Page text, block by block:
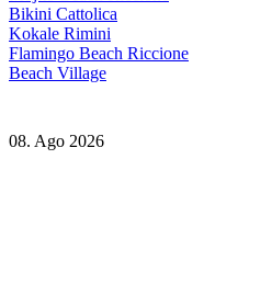
Bikini Cattolica
Kokale Rimini
Flamingo Beach Riccione
Beach Village
08. Ago 2026